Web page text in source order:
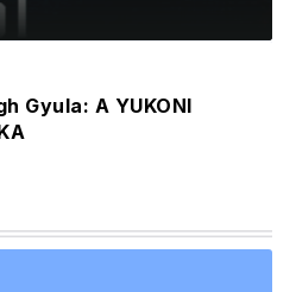
Gyula: A YUKONI